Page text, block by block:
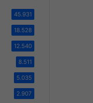
45.931
18.528
12.540
8.511
5.035
2.907